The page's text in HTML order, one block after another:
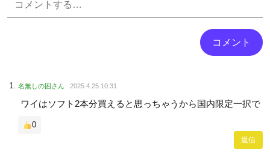
名無しの困さん 2025.4.25 10:31
ワイはソフト2本分買えると思っちゃうから国内限定一択で
0
返信